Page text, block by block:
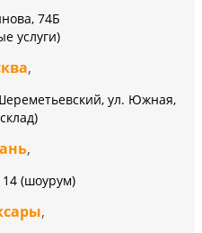
74Б
услуги)
,
ул. Южная,
,
14 (шоурум)
,